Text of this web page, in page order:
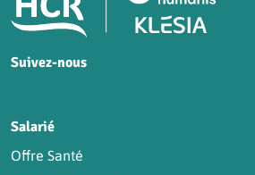
Suivez-nous
Salarié
Offre Santé